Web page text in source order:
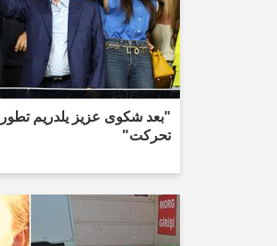
"بعد شكوى عزيز يلدريم تطور
تحركت"